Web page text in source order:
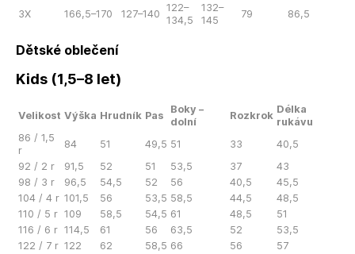
3X 166,5–170 127–140
122–
134,5
132–
145
79 86,5
Dětské oblečení
Kids (1,5–8 let)
Velikost Výška Hrudník Pas
Boky –
dolní
Rozkrok
Délka
rukávu
86 / 1,5
r
84 51 49,5 51 33
40,5
92 / 2 r
91,5 52 51 53,5 37
43
98 / 3 r
96,5 54,5 52 56 40,5
45,5
104 / 4 r 101,5 56 53,5 58,5 44,5
48,5
110 / 5 r 109 58,5 54,5 61 48,5
51
116 / 6 r 114,5 61 56 63,5 52
53,5
122 / 7 r 122 62 58,5 66 56
57